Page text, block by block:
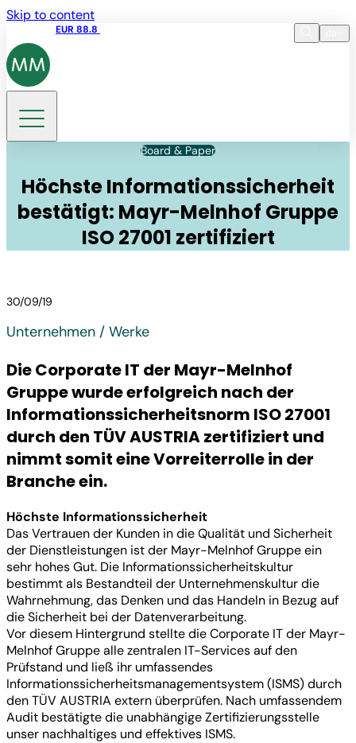
Skip to content
EUR 88.8
DE
Board & Paper
Höchste Informationssicherheit
bestätigt: Mayr-Melnhof Gruppe
ISO 27001 zertifiziert
Unternehmen / Werke
30/09/19
Die Corporate IT der Mayr-Melnhof
Gruppe wurde erfolgreich nach der
Informationssicherheitsnorm ISO 27001
durch den TÜV AUSTRIA zertifiziert und
nimmt somit eine Vorreiterrolle in der
Branche ein.
Höchste Informationssicherheit
Das Vertrauen der Kunden in die Qualität und Sicherheit
der Dienstleistungen ist der Mayr-Melnhof Gruppe ein
sehr hohes Gut. Die Informationssicherheitskultur
bestimmt als Bestandteil der Unternehmenskultur die
Wahrnehmung, das Denken und das Handeln in Bezug auf
die Sicherheit bei der Datenverarbeitung.
Vor diesem Hintergrund stellte die Corporate IT der Mayr-
Melnhof Gruppe alle zentralen IT-Services auf den
Prüfstand und ließ ihr umfassendes
Informationssicherheitsmanagementsystem (ISMS) durch
den TÜV AUSTRIA extern überprüfen. Nach umfassendem
Audit bestätigte die unabhängige Zertifizierungsstelle
unser nachhaltiges und effektives ISMS.